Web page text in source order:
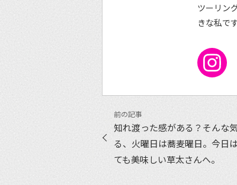
ツーリン
きな私です
知れ渡った感がある？そんな
る、火曜日は蕎麦曜日。今日
ても美味しい草太さんへ。